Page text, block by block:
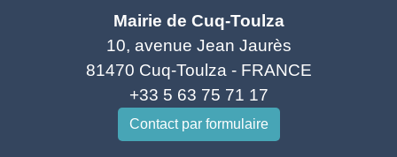
Mairie de Cuq-Toulza
10, avenue Jean Jaurès
81470 Cuq-Toulza - FRANCE
+33 5 63 75 71 17
Contact par formulaire